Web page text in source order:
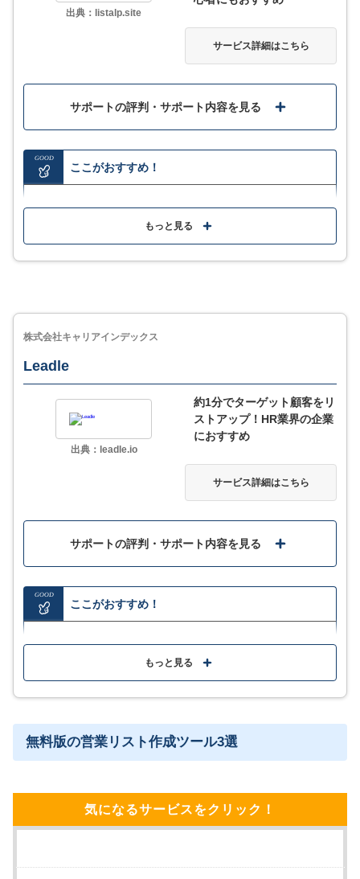
確認が必要
出典：listalp.site
サービス詳細はこちら
サポートの評判・サポート内容を見る
GOOD
ここがおすすめ！
web上から自由に検索でき、Excel程度の知識があれば
ライトとスタンダードについては件数が決められてい
サービス詳細
もっと見る
株式会社キャリアインデックス
Leadle
出典：leadle.io
約1分でターゲット顧客をリ
ストアップ！HR業界の企業
におすすめ
サービス詳細はこちら
サポートの評判・サポート内容を見る
GOOD
ここがおすすめ！
求人・企業データを週次で追加・更新し、各企業の情
報にアクセスが可能
無料トライアルを実施しており、導入前に使用感が確
認できる
ここが少し気になる…
もっと見る
無料版の営業リスト作成ツール3選
気になるサービスをクリック！